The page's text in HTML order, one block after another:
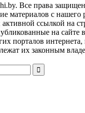
Все права
материалов с нашего
активной ссылкой на
на сайте
порталов интернета,
их законным